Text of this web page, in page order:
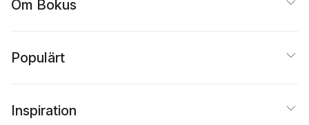
Om Bokus
Populärt
Inspiration